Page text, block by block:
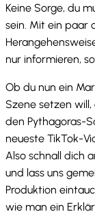
Keine Sorge, du
sein. Mit ein paar
nur informieren,
Ob du nun ein
Szene setzen
den Pythagoras-
neueste TikTok-
Also schnall dich
und lass uns
Produktion
wie man ein